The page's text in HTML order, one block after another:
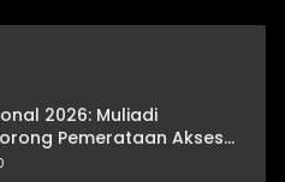
2026: Muliadi
Pemerataan Akses
Proteksi Digital Anak Sulut